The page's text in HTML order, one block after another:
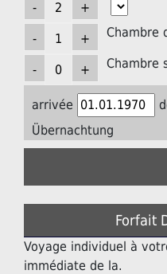
Chambre
Chambre
arrivée
Übernachtung
Forfait
Voyage individuel à
immédiate de la.